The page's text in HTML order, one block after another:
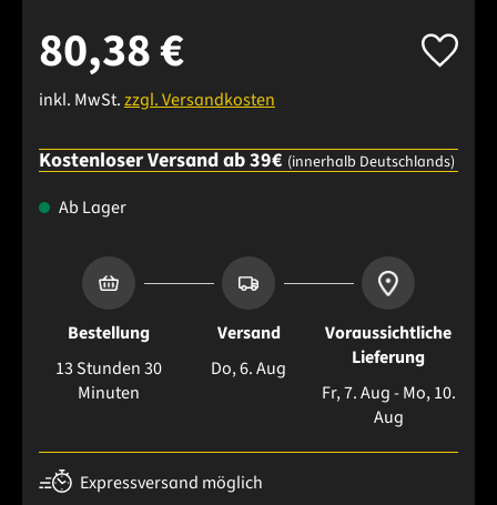
80,38 €
inkl. MwSt.zzgl. Versandkosten
Kostenloser Versand ab 39€ (innerhalb Deutschlands)
Ab Lager
Bestellung
13 Stunden 30
Minuten
Versand
Do, 6. Aug
Voraussichtliche
Lieferung
Fr, 7. Aug - Mo, 10.
Aug
Expressversand möglich